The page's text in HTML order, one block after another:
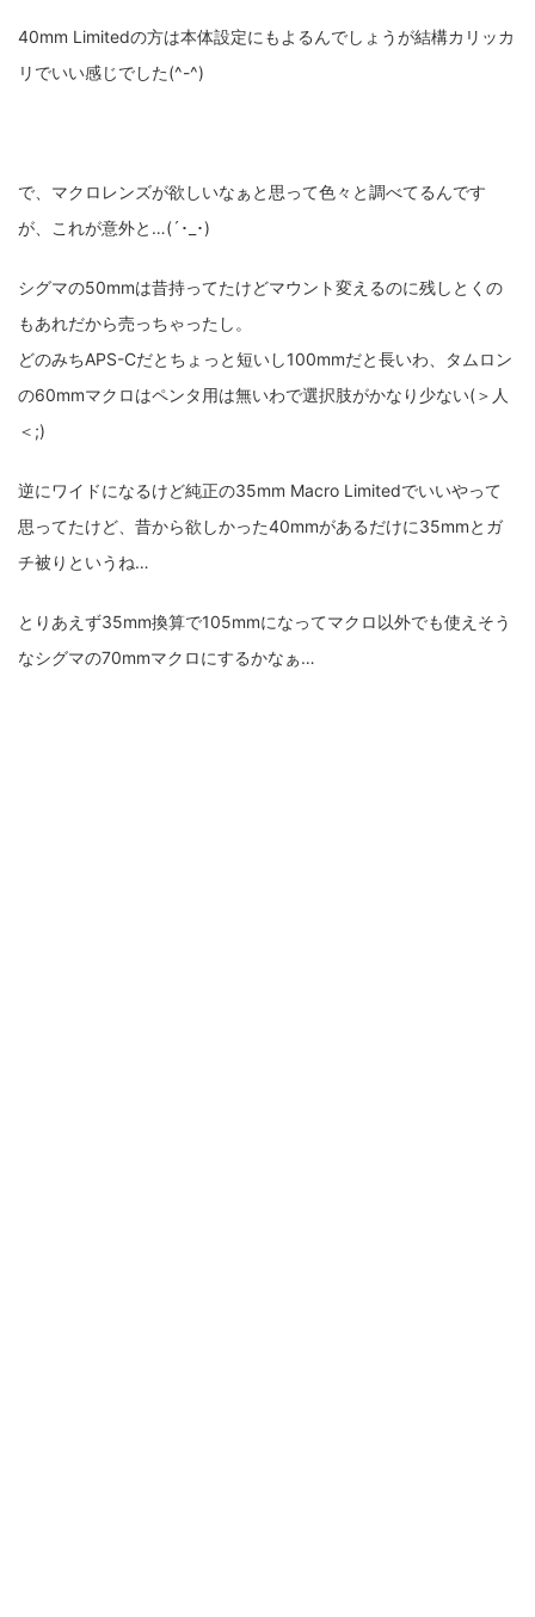
40mm Limitedの方は本体設定にもよるんでしょうが結構カリッカ
リでいい感じでした(^-^)
で、マクロレンズが欲しいなぁと思って色々と調べてるんです
が、これが意外と…(´･_･)
シグマの50mmは昔持ってたけどマウント変えるのに残しとくの
もあれだから売っちゃったし。
どのみちAPS-Cだとちょっと短いし100mmだと長いわ、タムロン
の60mmマクロはペンタ用は無いわで選択肢がかなり少ない(＞人
＜;)
逆にワイドになるけど純正の35mm Macro Limitedでいいやって
思ってたけど、昔から欲しかった40mmがあるだけに35mmとガ
チ被りというね…
とりあえず35mm換算で105mmになってマクロ以外でも使えそう
なシグマの70mmマクロにするかなぁ…